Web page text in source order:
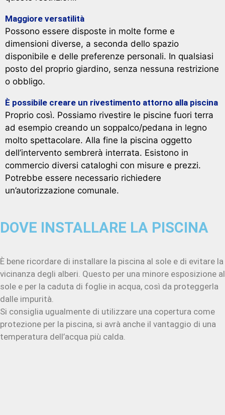
Maggiore versatilità
Possono essere disposte in molte forme e
dimensioni diverse, a seconda dello spazio
disponibile e delle preferenze personali. In qualsiasi
posto del proprio giardino, senza nessuna restrizione
o obbligo.
È possibile creare un rivestimento attorno alla piscina
Proprio così. Possiamo rivestire le piscine fuori terra
ad esempio creando un soppalco/pedana in legno
molto spettacolare. Alla fine la piscina oggetto
dell’intervento sembrerà interrata. Esistono in
commercio diversi cataloghi con misure e prezzi.
Potrebbe essere necessario richiedere
un’autorizzazione comunale.
DOVE INSTALLARE LA PISCINA
È bene ricordare di installare la piscina al sole e di evitare la
vicinanza degli alberi. Questo per una minore esposizione al
sole e per la caduta di foglie in acqua, così da proteggerla
dalle impurità.
Si consiglia ugualmente di utilizzare una copertura come
protezione per la piscina, si avrà anche il vantaggio di una
temperatura dell’acqua più calda.